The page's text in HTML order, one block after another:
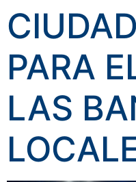
PARA
LAS